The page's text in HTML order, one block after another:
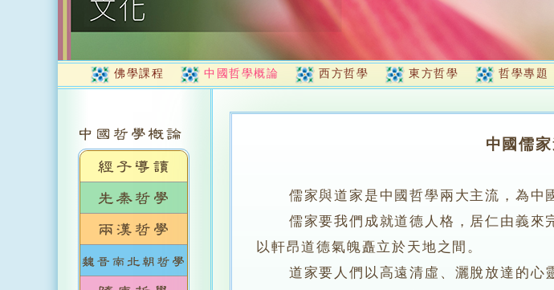
佛學課程 中國哲學概論 西方哲學 東方哲學 哲學專題
中國儒
儒家與道家是中國哲學兩大主流，為中
儒家要我們成就道德人格，居仁由義來
以軒昂道德氣魄矗立於天地之間。
道家要人們以高遠清虛、灑脫放達的心靈